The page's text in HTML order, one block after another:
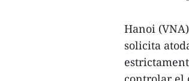
Hanoi
solicita